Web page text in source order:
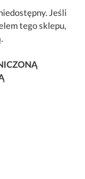
Jeśli
tego sklepu,